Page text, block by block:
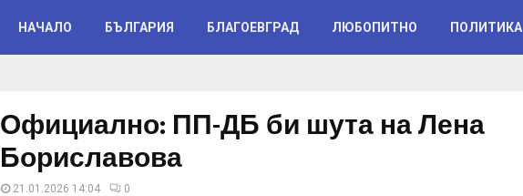
НАЧАЛО БЪЛГАРИЯ БЛАГОЕВГРАД ЛЮБОПИТНО ПОЛИТИКА
Официално: ПП-ДБ би шута на Лена
Бориславова
21.01.2026 14:04 0